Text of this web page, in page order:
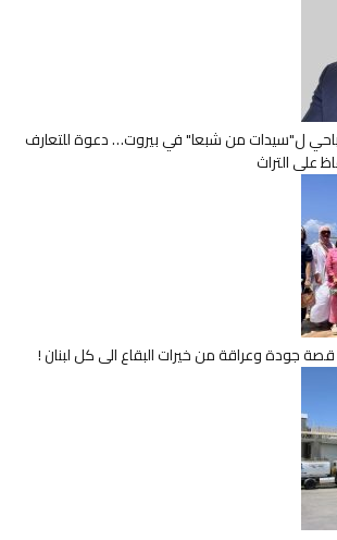
ل"سيدات من شبعا" في بيروت… دعوة للتعارف
على التراث
قصة جودة وعراقة من خيرات البقاع الى كل لبنان !